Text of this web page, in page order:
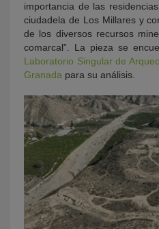
importancia de las
ciudadela de Los Millares y
de los diversos recursos
comarcal”. La pieza se
Laboratorio Singular de
Granada para su análisis.